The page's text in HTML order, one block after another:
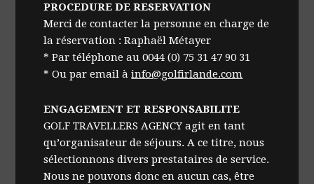
PROCEDURE DE RESERVATION
Merci de contacter la personne en charge de
la réservation : Raphaël Métayer
* Par téléphone au 0044 (0) 75 31 47 90 31
* Ou par email àinfo@golfirlande.com
ENGAGEMENT ET RESPONSABILITE
GOLF TRAVELLERS AGENCY agit en tant
qu’organisateur de séjours. A ce titre, nous
sélectionnons divers prestataires de service.
Nous ne pouvons donc en aucun cas, être